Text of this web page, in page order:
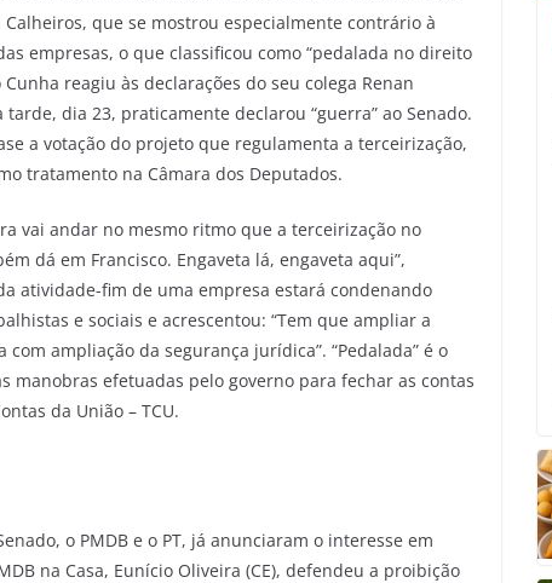
que se mostrou especialmente contrário à
empresas, o que classificou como “pedalada no direito
reagiu às declarações do seu colega Renan
dia 23, praticamente declarou “guerra” ao Senado.
a votação do projeto que regulamenta a terceirização,
tratamento na Câmara dos Deputados.
vai andar no mesmo ritmo que a terceirização no
dá em Francisco. Engaveta lá, engaveta aqui”,
atividade-fim de uma empresa estará condenando
e sociais e acrescentou: “Tem que ampliar a
ampliação da segurança jurídica”. “Pedalada” é o
manobras efetuadas pelo governo para fechar as contas
da União – TCU.
o PMDB e o PT, já anunciaram o interesse em
na Casa, Eunício Oliveira (CE), defendeu a proibição